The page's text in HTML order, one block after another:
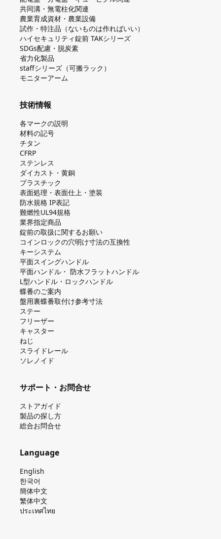
共同溝・無電柱化関連
農業育成資材・農業設備
試作・特注品（ないものは作ればいい）
ハイセキュリティ錠前 TAKシリーズ
SDGs配慮・脱炭素
省力化製品
staffシリーズ（可搬ラック）
モニターアーム
技術情報
各マークの説明
材料の記号
チタン
CFRP
ステンレス
ダイカスト・⻩銅
プラスチック
表面処理・表面仕上・塗装
防⽔規格 IP表記
難燃性UL94規格
業界指定商品
錠前の取扱に関するお願い
コインロックの⽳明け⼨法の互換性
キーシステム
平⾯スイングハンドル
平⾯ハンドル・ 防⽔フラットハンドル
L型ハンドル・ロックハンドル
蝶番のご案内
盤⽤裏蝶番取付け参考⼨法
ステー
フリーザー
キャスター
ねじ
スライドレール
ソレノイド
サポート・お問合せ
ストアガイド
製品の探し⽅
総合お問合せ
Language
English
한국어
簡体中文
繁体中文
ประเทศไทย